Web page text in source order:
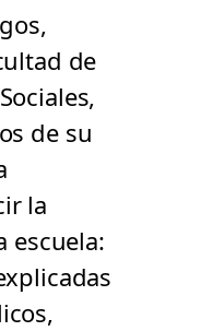
de
de su
la
escuela: